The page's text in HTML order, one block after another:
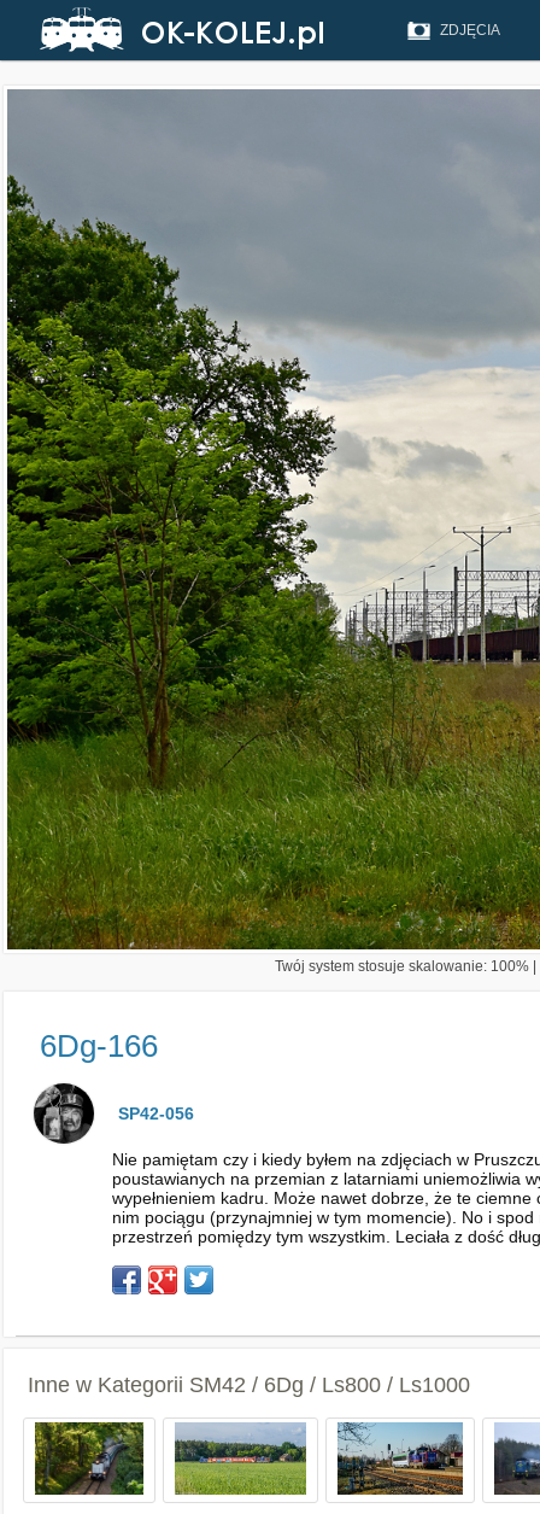
ZDJĘCIA
Twój system stosuje skalowanie: 100%
6Dg-166
SP42-056
Nie pamiętam czy i kiedy byłem na zdjęciach w
poustawianych na przemian z latarniami uniemożliwia
wypełnieniem kadru. Może nawet dobrze, że te
nim pociągu (przynajmniej w tym momencie). No i
przestrzeń pomiędzy tym wszystkim. Leciała z dość
Inne w Kategorii SM42 / 6Dg / Ls800 / Ls1000